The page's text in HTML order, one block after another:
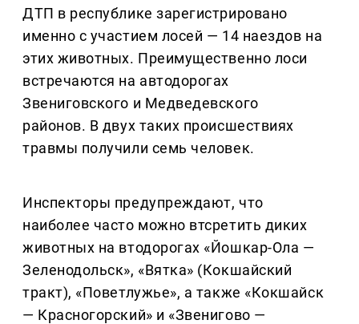
ДТП в республике зарегистрировано
именно с участием лосей — 14 наездов на
этих животных. Преимущественно лоси
встречаются на автодорогах
Звениговского и Медведевского
районов. В двух таких происшествиях
травмы получили семь человек.
Инспекторы предупреждают, что
наиболее часто можно втсретить диких
животных на втодорогах «Йошкар-Ола —
Зеленодольск», «Вятка» (Кокшайский
тракт), «Поветлужье», а также «Кокшайск
— Красногорский» и «Звенигово —